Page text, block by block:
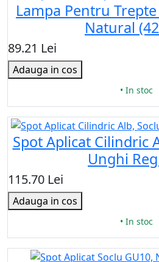
Lampa Pentru
Natural
89.21 Lei
Adauga in cos
• In stoc
Spot Aplicat Cilindric
Unghi
115.70 Lei
Adauga in cos
• In stoc